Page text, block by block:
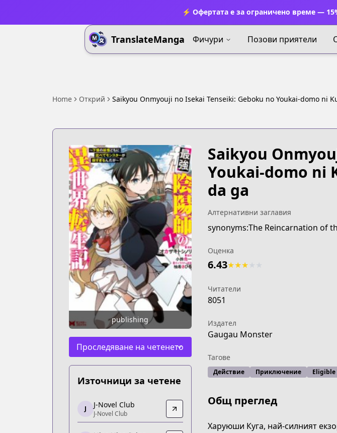
⚡ Офертата е за ограничено време —
TranslateManga Фичури Позови приятели
Home Открий Saikyou Onmyouji no Isekai Tenseiki: Geboku no Youkai-domo ni
publishing
Проследяване на четенето
Източници за четене
J-Novel Club
J-Novel Club
https://j-novel.club/series/the-reincarnation-of-the-strongest-
J J-Novel Club
J-Novel Club
Saikyou
Youkai-domo ni
da ga
Алтернативни заглавия
Оценка
6.43★★★
Читатели
8051
Издател
Gaugau Monster
Тагове
Действие Приключение Eligible
Общ преглед
Харуюши Куга, най-силният